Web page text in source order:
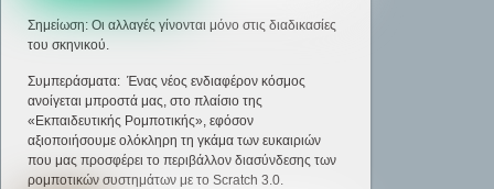
Σημείωση: Οι αλλαγές γίνονται μόνο στις διαδικασίες
του σκηνικού.
Συμπεράσματα: Ένας νέος ενδιαφέρον κόσμος
ανοίγεται μπροστά μας, στο πλαίσιο της
«Εκπαιδευτικής Ρομποτικής», εφόσον
αξιοποιήσουμε ολόκληρη τη γκάμα των ευκαιριών
που μας προσφέρει το περιβάλλον διασύνδεσης των
ρομποτικών συστημάτων με το Scratch 3.0.